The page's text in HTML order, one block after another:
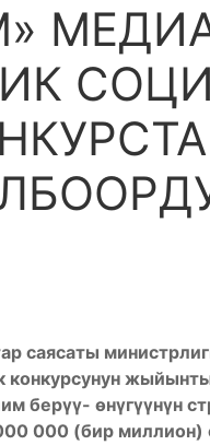
МЕДИА
саясаты
конкурсунун
берүү- өнүгүүнүн
000 (бир миллион)